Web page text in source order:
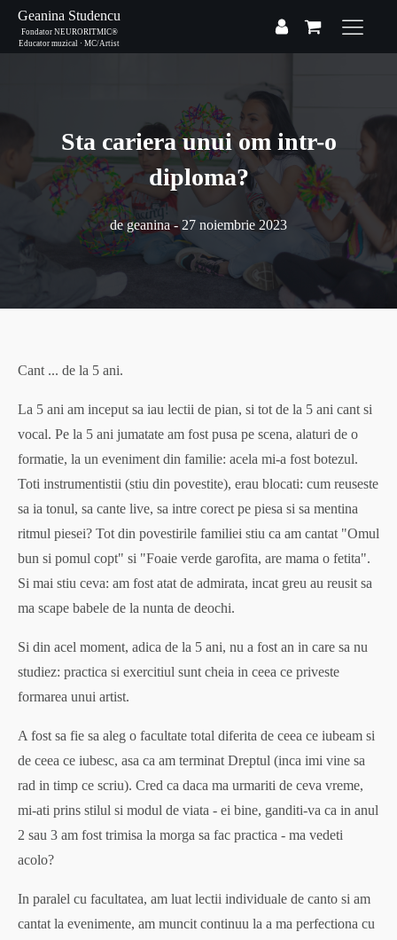
Geanina Studencu
Fondator NEURORITMIC®
Educator muzical · MC/Artist
Sta cariera unui om intr-o
diploma?
degeanina-27 noiembrie 2023
Cant ... de la 5 ani.
La 5 ani am inceput sa iau lectii de pian, si tot de la 5 ani cant si
vocal. Pe la 5 ani jumatate am fost pusa pe scena, alaturi de o
formatie, la un eveniment din familie: acela mi-a fost botezul.
Toti instrumentistii (stiu din povestite), erau blocati: cum reuseste
sa ia tonul, sa cante live, sa intre corect pe piesa si sa mentina
ritmul piesei? Tot din povestirile familiei stiu ca am cantat "Omul
bun si pomul copt" si "Foaie verde garofita, are mama o fetita".
Si mai stiu ceva: am fost atat de admirata, incat greu au reusit sa
ma scape babele de la nunta de deochi.
Si din acel moment, adica de la 5 ani, nu a fost an in care sa nu
studiez: practica si exercitiul sunt cheia in ceea ce priveste
formarea unui artist.
A fost sa fie sa aleg o facultate total diferita de ceea ce iubeam si
de ceea ce iubesc, asa ca am terminat Dreptul (inca imi vine sa
rad in timp ce scriu). Cred ca daca ma urmariti de ceva vreme,
mi-ati prins stilul si modul de viata - ei bine, ganditi-va ca in anul
2 sau 3 am fost trimisa la morga sa fac practica - ma vedeti
acolo?
In paralel cu facultatea, am luat lectii individuale de canto si am
cantat la evenimente, am muncit continuu la a ma perfectiona cu